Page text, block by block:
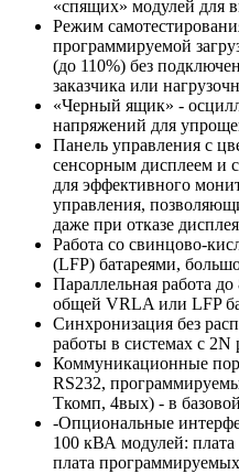
«спящих» модулей для
Режим
программируемой
(до 110%) без
заказчика или
«Черный ящик» -
напряжений для
Панель управления с
сенсорным дисплеем и
для эффективного
управления,
даже при отказе дисплея
Работа со свинцово-
(LFP) батареями,
Параллельная работа
общей VRLA или LFP
Синхронизация без
работы в системах с 2N
Коммуникационные
RS232,
Ткомп, 4вых) - в
-Опциональные
100 кВА модулей:
плата